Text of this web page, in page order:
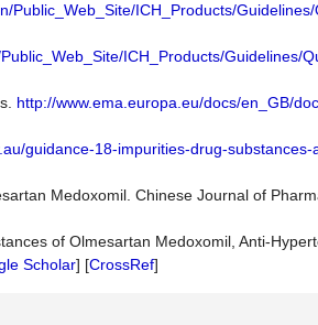
Public_Web_Site/ICH_Products/
ICH_Products/Guidelines/
http://www.ema.europa.eu/docs/en_GB/
guidance-18-impurities-drug-substances-
Medoxomil. Chinese Journal of
of Olmesartan Medoxomil, Anti-
Scholar] [CrossRef]